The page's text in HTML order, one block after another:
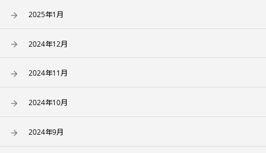
2025年1月
2024年12月
2024年11月
2024年10月
2024年9月